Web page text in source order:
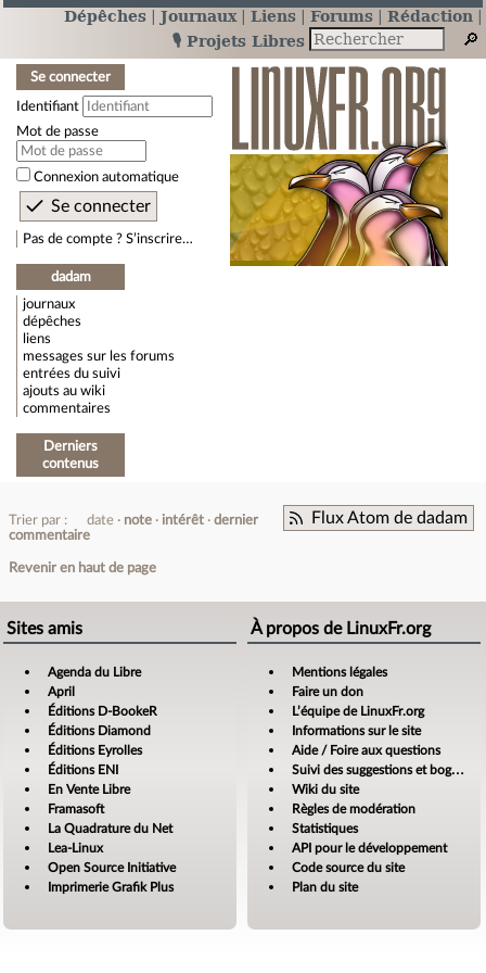
Dépêches Journaux Liens Forums
Rédaction
🎙️ Projets Libres
Se connecter
Identifiant
Mot de passe
Connexion automatique
Pas de compte ? S’inscrire…
dadam
journaux
dépêches
liens
messages sur les forums
entrées du suivi
ajouts au wiki
commentaires
Derniers
contenus
Flux Atom de dadam
Trier par : date note intérêt
dernier
commentaire
Revenir en haut de page
Sites amis
Agenda du Libre
April
Éditions D-BookeR
Éditions Diamond
Éditions Eyrolles
Éditions ENI
En Vente Libre
Framasoft
La Quadrature du Net
Lea-Linux
Open Source Initiative
Imprimerie Grafik Plus
À propos de LinuxFr.org
Mentions légales
Faire un don
L’équipe de LinuxFr.org
Informations sur le site
Aide / Foire aux questions
Suivi des suggestions et bogues
Wiki du site
Règles de modération
Statistiques
API pour le développement
Code source du site
Plan du site